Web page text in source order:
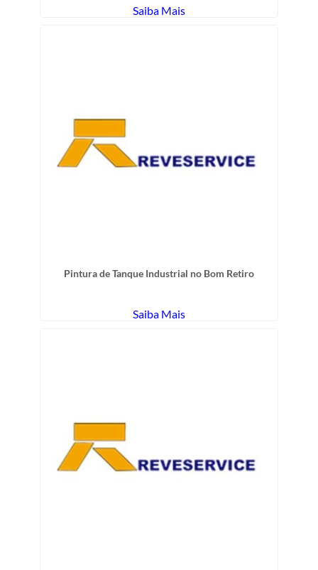
Saiba Mais
Pintura de Tanque Industrial no Bom Retiro
Saiba Mais